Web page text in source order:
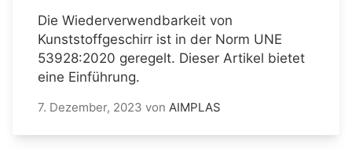
Die Wiederverwendbarkeit von
Kunststoffgeschirr ist in der Norm UNE
53928:2020 geregelt. Dieser Artikel bietet
eine Einführung.
7. Dezember, 2023 von AIMPLAS